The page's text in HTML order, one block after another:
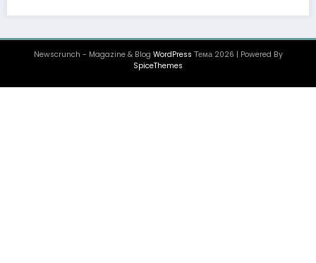
Newscrunch - Magazine & Blog WordPress Тема 2026 | Powered By
SpiceThemes